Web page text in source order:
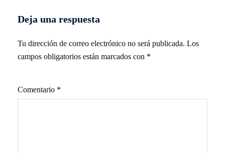
Deja una respuesta
Tu dirección de correo electrónico no será publicada. Los
campos obligatorios están marcados con *
Comentario *